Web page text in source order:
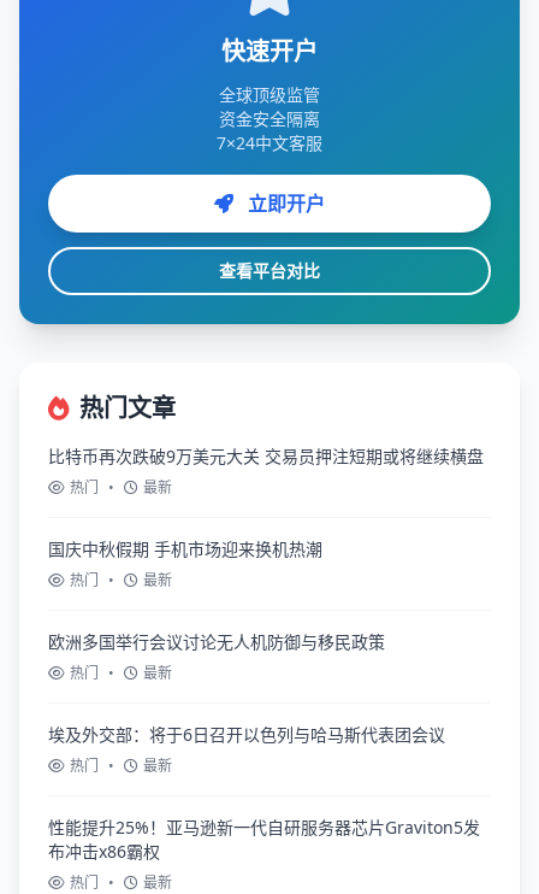
快速开户
全球顶级监管
资金安全隔离
7×24中文客服
立即开户
查看平台对比
热门文章
比特币再次跌破9万美元大关 交易员押注短期或将继续横盘
热门 • 最新
国庆中秋假期 手机市场迎来换机热潮
热门 • 最新
欧洲多国举行会议讨论无人机防御与移民政策
热门 • 最新
埃及外交部：将于6日召开以色列与哈马斯代表团会议
热门 • 最新
性能提升25%！亚马逊新一代自研服务器芯片Graviton5发
布冲击x86霸权
热门 • 最新